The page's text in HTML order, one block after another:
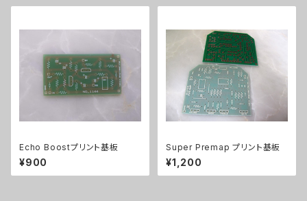
Echo Boostプリント基板
¥900
Super Premap プリント基板
¥1,200